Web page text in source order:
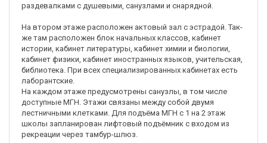
раздевалками с душевыми, санузлами и снарядной.
На втором этаже расположен актовый зал с эстрадой. Так-
же там расположен блок начальных классов, кабинет
истории, кабинет литературы, кабинет химии и биологии,
кабинет физики, кабинет иностранных языков, учительская,
библиотека. При всех специализированных кабинетах есть
лаборантские.
На каждом этаже предусмотрены санузлы, в том числе
доступные МГН. Этажи связаны между собой двумя
лестничными клетками. Для подъёма МГН с 1 на 2 этаж
школы запланирован лифтовый подъёмник с входом из
рекреации через тамбур-шлюз.